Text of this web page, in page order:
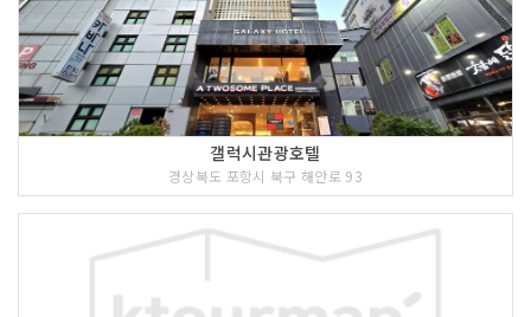
갤럭시관광호텔
경상북도 포항시 북구 해안로 93